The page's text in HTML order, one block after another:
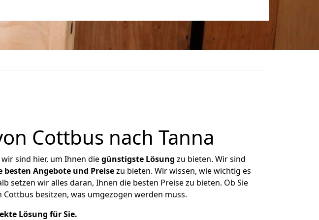
Cottbus nach Tanna
sind hier, um Ihnen diegünstigste Lösung zu bieten. Wir sind
besten Angebote und Preisezu bieten. Wir wissen, wie wichtig es
setzen wir alles daran, Ihnen die besten Preise zu bieten. Ob Sie
besitzen, was umgezogen werden muss.
Lösung für Sie.